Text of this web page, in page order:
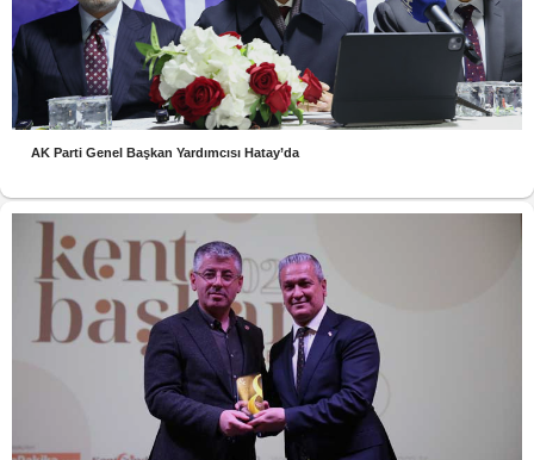
AK Parti Genel Başkan Yardımcısı Hatay’da